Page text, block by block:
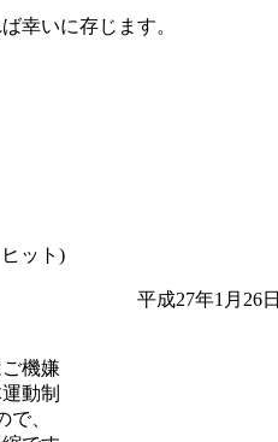
幸いに存じます。
ット )
26日
機嫌
動制
、